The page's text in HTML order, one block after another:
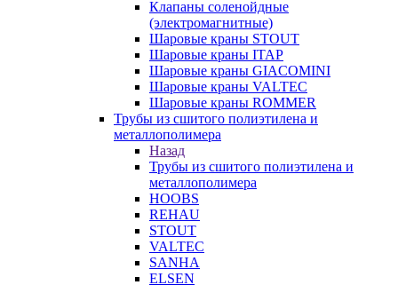
Клапаны соленойдные
(электромагнитные)
Шаровые краны STOUT
Шаровые краны ITAP
Шаровые краны GIACOMINI
Шаровые краны VALTEC
Шаровые краны ROMMER
Трубы из сшитого полиэтилена и
металлополимера
Назад
Трубы из сшитого полиэтилена и
металлополимера
HOOBS
REHAU
STOUT
VALTEC
SANHA
ELSEN